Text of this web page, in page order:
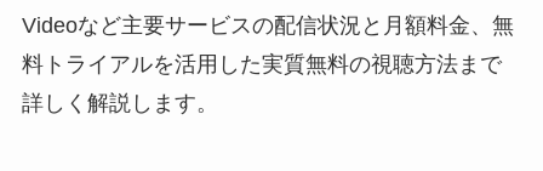
Videoなど主要サービスの配信状況と月額料金、無
料トライアルを活用した実質無料の視聴方法まで
詳しく解説します。